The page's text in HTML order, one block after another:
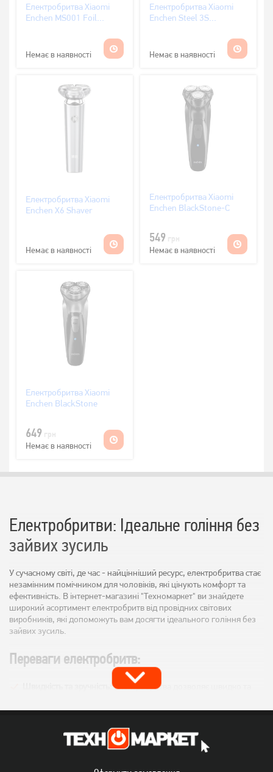
Електробритва Xiaomi
Enchen MS001 Foil
Немає в наявності
Електробритва Xiaomi
Enchen Steel 3S
Немає в наявності
Електробритва Xiaomi
Enchen X6 Shaver
Немає в наявності
Електробритва Xiaomi
Enchen BlackStone-C
549
Немає в наявності
Електробритва Xiaomi
Enchen BlackStone
649
Немає в наявності
Електробритви: Ідеальне гоління без
зайвих зусиль
У сучасному світі, де час - найцінніший ресурс, електробритва стає
незамінним помічником для чоловіків, які цінують комфорт та
ефективність. В інтернет-магазині "Техномаркет" ви знайдете
широкий асортимент електробритв від провідних світових
виробників, які допоможуть вам досягти ідеального гоління без
зайвих зусиль.
Переваги електробритв:
Швидкість та зручність:Електробритва дозволяє швидко та
мінімізує ризик порізів та подразнень шкіри.